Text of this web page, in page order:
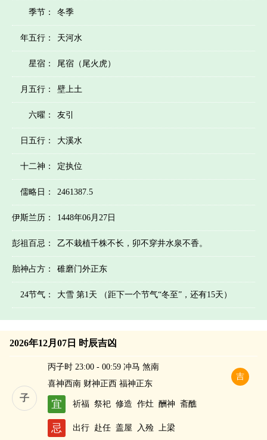
季节： 冬季
年五行： 天河水
星宿： 尾宿（尾火虎）
月五行： 壁上土
六曜： 友引
日五行： 大溪水
十二神： 定执位
儒略日： 2461387.5
伊斯兰历： 1448年06月27日
彭祖百忌： 乙不栽植千株不长，卯不穿井水泉不香。
胎神占方： 碓磨门外正东
24节气： 大雪 第1天 （距下一个节气“冬至”，还有15天）
2026年12月07日 时辰吉凶
子
吉
丙子时 23:00 - 00:59 冲马 煞南
喜神西南 财神正西 福神正东
宜 祈福 祭祀 修造 作灶 酬神 斋醮
忌 出行 赴任 盖屋 入殓 上梁